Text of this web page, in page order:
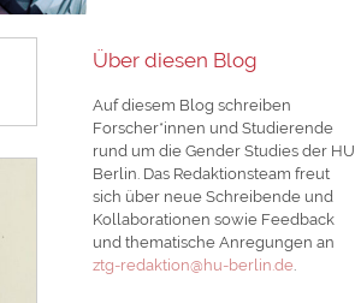
Über diesen Blog
Auf diesem Blog schreiben
Forscher*innen und Studierende
rund um die Gender Studies der HU
Berlin. Das Redaktionsteam freut
sich über neue Schreibende und
Kollaborationen sowie Feedback
und thematische Anregungen an
ztg-redaktion@hu-berlin.de.